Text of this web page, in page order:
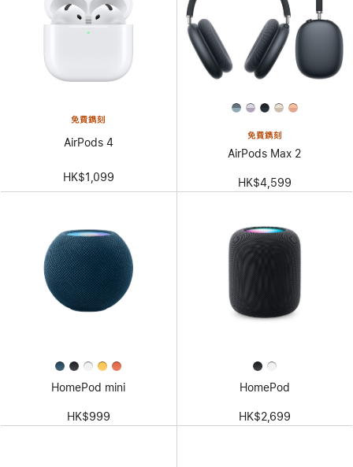
免費鐫刻
AirPods 4
HK$1,099
免費鐫刻
AirPods Max 2
HK$4,599
HomePod mini
HK$999
HomePod
HK$2,699